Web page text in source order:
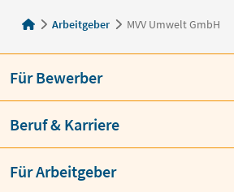
Arbeitgeber MVV Umwelt GmbH
Für Bewerber
Beruf & Karriere
Für Arbeitgeber